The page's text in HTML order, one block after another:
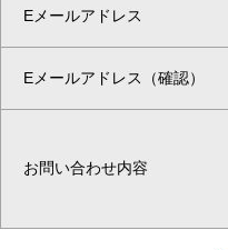
Eメールアドレス
Eメールアドレス（確認）
お問い合わせ内容